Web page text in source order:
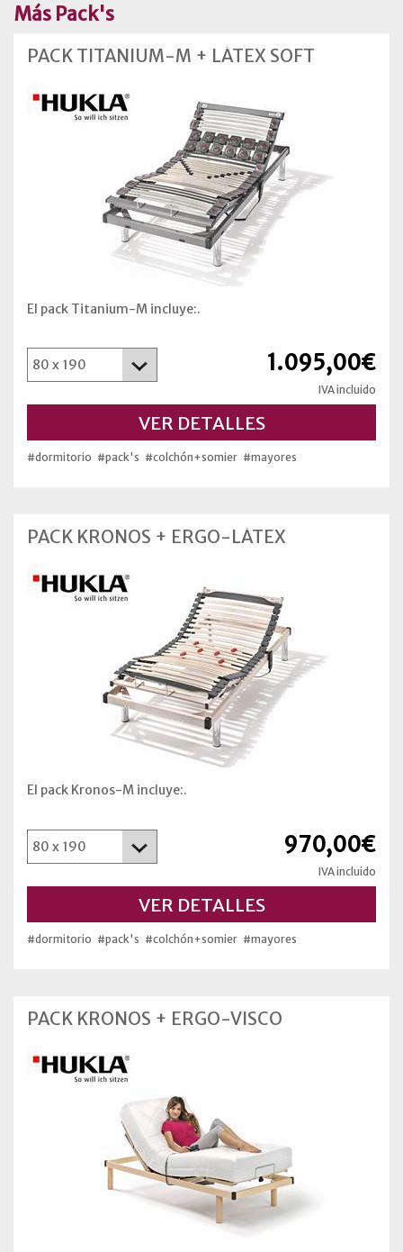
Más Pack's
PACK TITANIUM-M + LÁTEX SOFT
El pack Titanium-M incluye:.
1.095,00€
IVA incluido
VER DETALLES
#dormitorio #pack's #colchón+somier #mayores
PACK KRONOS + ERGO-LÁTEX
El pack Kronos-M incluye:.
970,00€
IVA incluido
VER DETALLES
#dormitorio #pack's #colchón+somier #mayores
PACK KRONOS + ERGO-VISCO